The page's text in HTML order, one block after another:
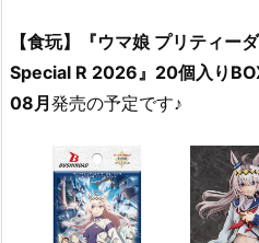
【食玩】『ウマ娘 プリティー
Special R 2026』20個入り
08月発売の予定です♪